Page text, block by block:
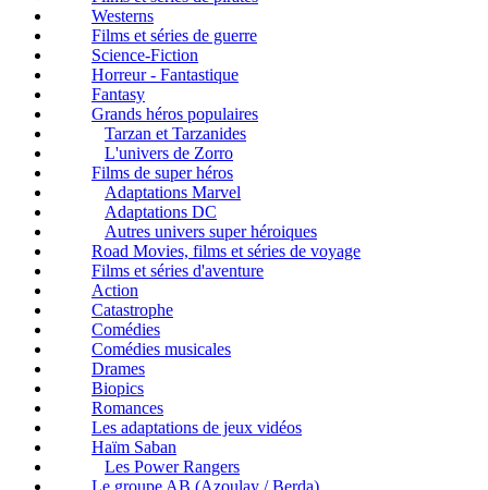
Westerns
Films et séries de guerre
Science-Fiction
Horreur - Fantastique
Fantasy
Grands héros populaires
Tarzan et Tarzanides
L'univers de Zorro
Films de super héros
Adaptations Marvel
Adaptations DC
Autres univers super héroiques
Road Movies, films et séries de voyage
Films et séries d'aventure
Action
Catastrophe
Comédies
Comédies musicales
Drames
Biopics
Romances
Les adaptations de jeux vidéos
Haïm Saban
Les Power Rangers
Le groupe AB (Azoulay / Berda)